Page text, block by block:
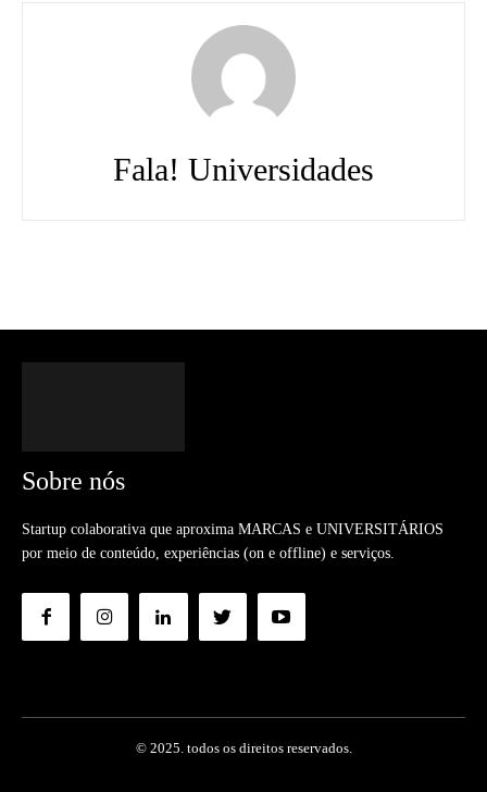
Fala! Universidades
Sobre nós
Startup colaborativa que aproxima MARCAS e UNIVERSITÁRIOS
por meio de conteúdo, experiências (on e offline) e serviços.
© 2025. todos os direitos reservados.